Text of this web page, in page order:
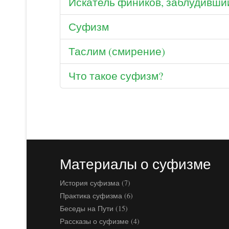
Суфизм
Таслим (смирение)
Что такое суфизм?
Материалы о суфизме
История суфизма (7)
Практика суфизма (6)
Беседы на Пути (15)
Рассказы о суфизме (4)